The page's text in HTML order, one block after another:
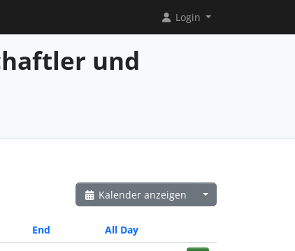
Login
und
Kalender anzeigen
End All Day